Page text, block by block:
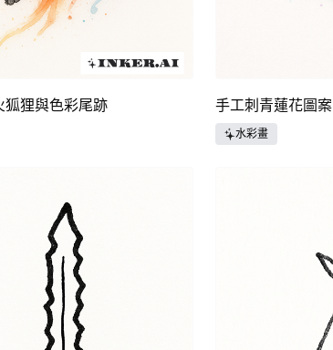
狐狸與色彩尾跡 手工刺青蓮花圖案
水彩畫